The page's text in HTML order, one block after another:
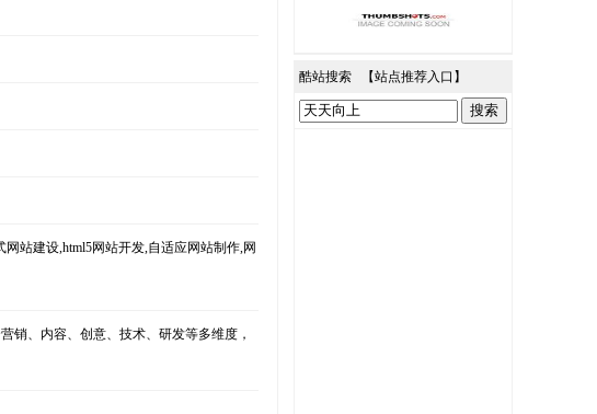
站建设,html5网站开发,自适应网站制作,网
销、内容、创意、技术、研发等多维度，
酷站搜索 【站点推荐入口 】